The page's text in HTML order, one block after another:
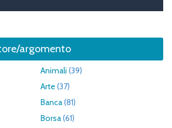
argomento
Animali (39)
Arte(37)
Banca(81)
Borsa(61)